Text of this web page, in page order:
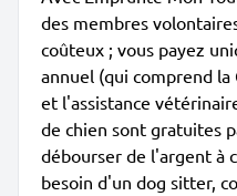
des membres
coûteux ; vous payez
annuel (qui comprend
et l'assistance
de chien sont gratuites
débourser de l'argent à
besoin d'un dog sitter,